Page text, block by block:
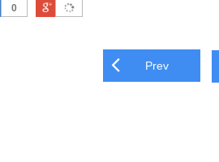
0
はてなブックマーク
Google Plus
Prev